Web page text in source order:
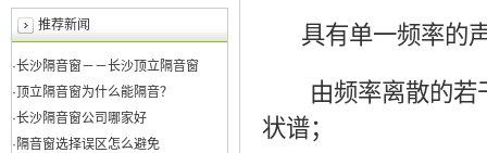
推荐新闻
·长沙隔音窗－－长沙顶立隔音窗
·顶立隔音窗为什么能隔音？
·长沙隔音窗公司哪家好
·隔音窗选择误区怎么避免
具有单一频率的声
由频率离散的若干
状谱；